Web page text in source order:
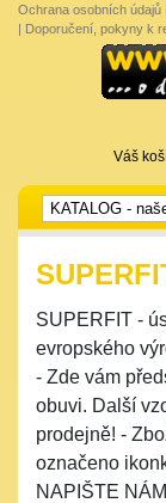
Ochrana osobních údajů
| Doporučení, pokyny k
Váš
SUPERFIT -
evropského
- Zde vám
obuvi. Další
prodejně! -
označeno
NAPIŠTE